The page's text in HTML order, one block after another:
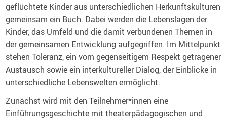
geflüchtete Kinder aus unterschiedlichen Herkunftskulturen
gemeinsam ein Buch. Dabei werden die Lebenslagen der
Kinder, das Umfeld und die damit verbundenen Themen in
der gemeinsamen Entwicklung aufgegriffen. Im Mittelpunkt
stehen Toleranz, ein vom gegenseitigem Respekt getragener
Austausch sowie ein interkultureller Dialog, der Einblicke in
unterschiedliche Lebenswelten ermöglicht.
Zunächst wird mit den Teilnehmer*innen eine
Einführungsgeschichte mit theaterpädagogischen und